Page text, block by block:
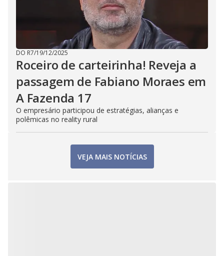
DO R7/19/12/2025
Roceiro de carteirinha! Reveja a
passagem de Fabiano Moraes em
A Fazenda 17
O empresário participou de estratégias, alianças e
polêmicas no reality rural
VEJA MAIS NOTÍCIAS